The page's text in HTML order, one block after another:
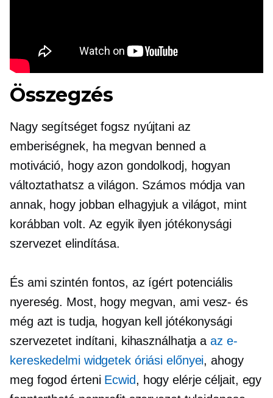
Összegzés
Nagy segítséget fogsz nyújtani az
emberiségnek, ha megvan benned a
motiváció, hogy azon gondolkodj, hogyan
változtathatsz a világon. Számos módja van
annak, hogy jobban elhagyjuk a világot, mint
korábban volt. Az egyik ilyen jótékonysági
szervezet elindítása.
És ami szintén fontos, az ígért potenciális
nyereség. Most, hogy megvan, ami vesz- és
még azt is tudja, hogyan kell jótékonysági
szervezetet indítani, kihasználhatja aaz e-
kereskedelmi widgetek óriási előnyei, ahogy
meg fogod érteni Ecwid, hogy elérje céljait, egy